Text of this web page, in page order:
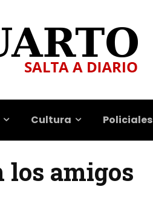
Cultura Policiales
los amigos